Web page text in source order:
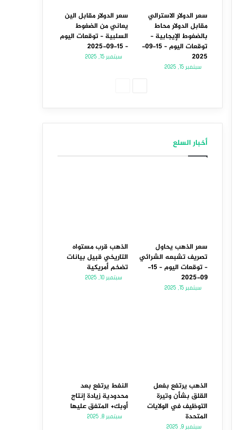
سعر الدولار الاسترالي
مقابل الدولار محاط
بالضغوط الإيجابية –
توقعات اليوم – 15-09-
2025
سبتمبر 15, 2025
سعر الدولار مقابل الين
يعاني من الضغوط
السلبية – توقعات اليوم
– 15-09-2025
سبتمبر 15, 2025
أخبار السلع
سعر الذهب يحاول
تصريف تشبعه الشرائي
– توقعات اليوم – 15-
09-2025
سبتمبر 15, 2025
الذهب قرب مستواه
التاريخي قبيل بيانات
تضخم أمريكية
سبتمبر 10, 2025
الذهب يرتفع بفعل
القلق بشأن وتيرة
التوظيف في الولايات
المتحدة
سبتمبر 9, 2025
النفط يرتفع بعد
محدودية زيادة إنتاج
أوبك+ المتفق عليها
سبتمبر 8, 2025